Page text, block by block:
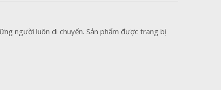
người luôn di chuyển. Sản phẩm được trang bị